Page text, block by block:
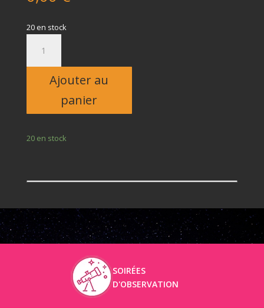
20 en stock
Enfant
Ajouter au
panier
20 en stock
SOIRÉES
D'OBSERVATION